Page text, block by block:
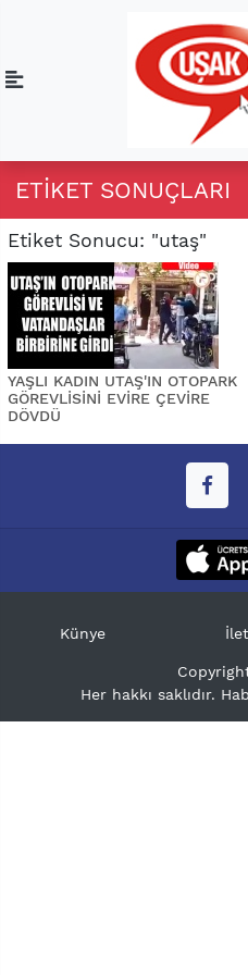
ETIKET SONUÇLARI
Etiket Sonucu: "utaş"
YAŞLI KADIN UTAŞ'IN OTOPARK
GÖREVLİSİNİ EVİRE ÇEVİRE
DÖVDÜ
Künye
Her hakkı saklıdır.